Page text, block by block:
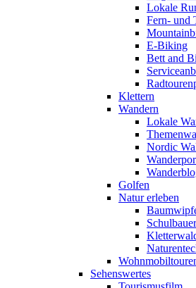
Lokale
Fern- und
E-Biking
Bett and
Klettern
Wandern
Lokale
Nordic
Golfen
Natur erleben
Sehenswertes